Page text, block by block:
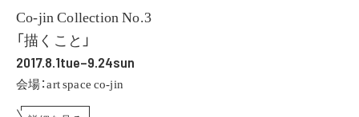
Co-jin Collection No.3
「描くこと」
2017.8.1tue–9.24sun
会場：art space co-jin